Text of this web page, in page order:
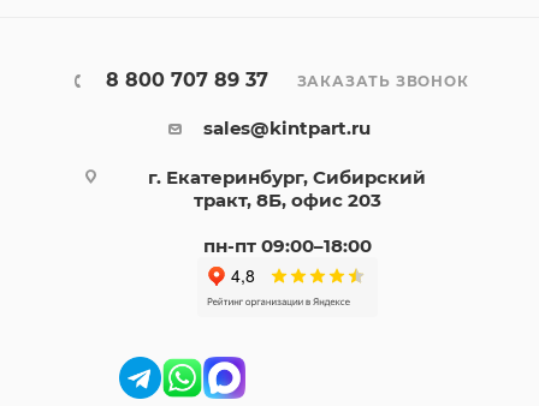
8 800 707 89 37 ЗАКАЗАТЬ ЗВОНОК
sales@kintpart.ru
г. Екатеринбург, Сибирский
тракт, 8Б, офис 203
пн-пт 09:00–18:00